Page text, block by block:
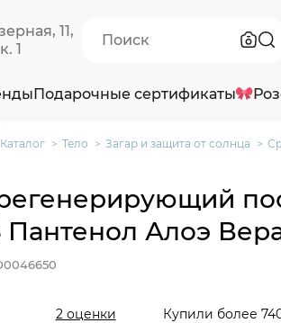
11,
к. 1
Подарочные сертификаты
Каталог Тело Загар и защита от солнца
Пантенол Алоэ
2 оценки Купили более